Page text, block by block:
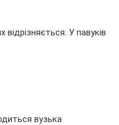
У павуків
вузька